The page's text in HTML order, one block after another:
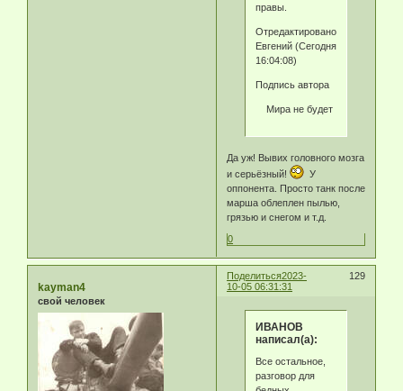
правы.
Отредактировано
Eвгeний (Сегодня
16:04:08)
Подпись автора
Мира не будет
Да уж! Вывих головного мозга
и серьёзный!
У
оппонента. Просто танк после
марша облеплен пылью,
грязью и снегом и т.д.
0
Поделиться 129
2023-
10-05 06:31:31
kayman4
свой человек
ИВАНОВ
написал(а):
Все остальное,
разговор для